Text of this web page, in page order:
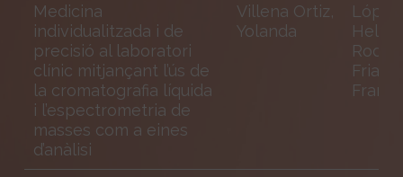
Medicina
individualitzada i de
precisió al laboratori
clínic mitjançant l’ús de
la cromatografia líquida
i l’espectrometria de
masses com a eines
d’anàlisi
Villena Ortiz,
Yolanda
López
Hellin,
Frias,